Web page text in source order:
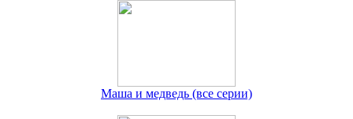
Маша и медведь (все серии)